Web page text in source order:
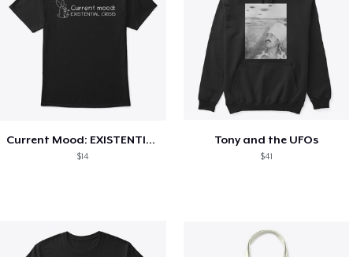
Current Mood: EXISTENTIAL CRISIS
$14
Tony and the UFOs
$41